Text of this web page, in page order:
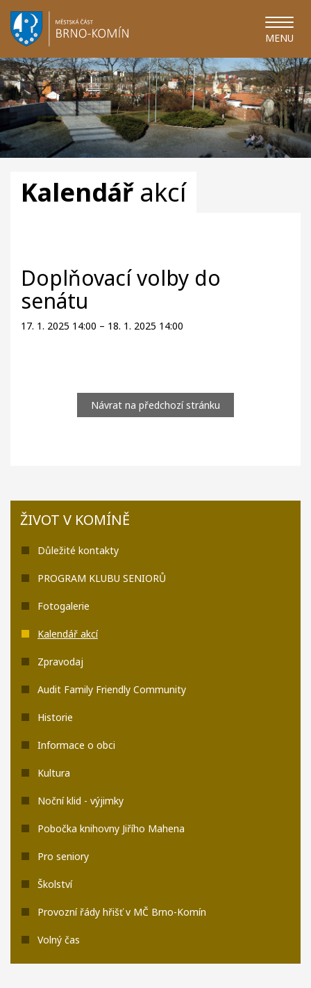
MENU
Kalendářakcí
Doplňovací volby do
senátu
17. 1. 2025 14:00 – 18. 1. 2025 14:00
Návrat na předchozí stránku
ŽIVOT V KOMÍNĚ
Důležité kontakty
PROGRAM KLUBU SENIORŮ
Fotogalerie
Kalendář akcí
Zpravodaj
Audit Family Friendly Community
Historie
Informace o obci
Kultura
Noční klid - výjimky
Pobočka knihovny Jiřího Mahena
Pro seniory
Školství
Provozní řády hřišť v MČ Brno-Komín
Volný čas